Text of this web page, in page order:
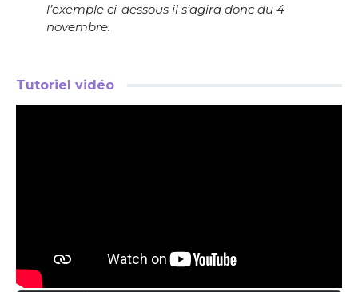
l’exemple ci-dessous il s’agira donc du 4
novembre.
Tutoriel vidéo